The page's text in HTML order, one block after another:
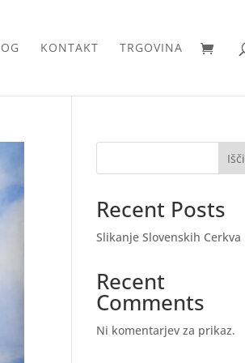
KONTAKT TRGOVINA
Išči
Recent Posts
Slikanje Slovenskih Cerkva
Recent
Comments
Ni komentarjev za prikaz.